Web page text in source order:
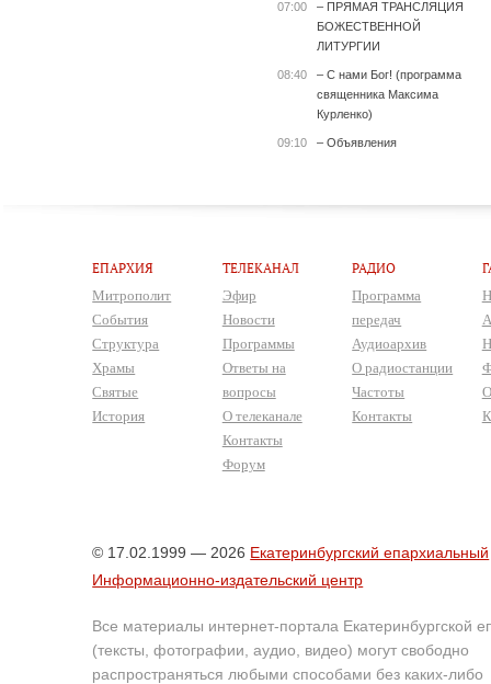
07:00
– ПРЯМАЯ ТРАНСЛЯЦИЯ
БОЖЕСТВЕННОЙ
ЛИТУРГИИ
08:40
– С нами Бог! (программа
священника Максима
Курленко)
09:10 – Объявления
ЕПАРХИЯ
Митрополит
События
Структура
Храмы
Святые
История
ТЕЛЕКАНАЛ
Эфир
Новости
Программы
Ответы на
вопросы
О телеканале
Контакты
Форум
РАДИО
Программа
передач
Аудиоархив
О радиостанции
Частоты
Контакты
© 17.02.1999 — 2026 Екатеринбургский епархиальный
Информационно-издательский центр
Все материалы интернет-портала Екатеринбургской
(тексты, фотографии, аудио, видео) могут свободно
распространяться любыми способами без каких-либо